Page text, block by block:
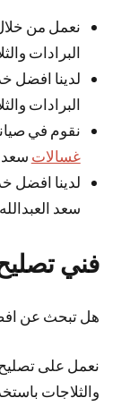
نعمل من
البرادات
لدينا افضل
البرادات
نقوم في
غسالات سعد
لدينا افضل
سعد
فني
هل تبحث عن
نعمل على تصليح
والثلاجات